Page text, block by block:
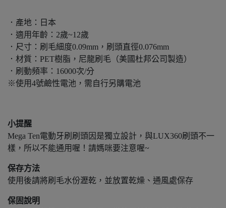
．產地：日本
．適用年齡：2歲~12歲
．尺寸：刷毛細度0.09mm，刷頭直徑0.076mm
．材質：PET樹脂，尼龍刷毛（美國杜邦公司製造）
．刷動頻率：16000次/分
※使用4號鹼性電池，需自行另購電池
小提醒
Mega Ten電動牙刷刷頭因是獨立設計，與LUX360刷頭不一
樣，所以不能通用喔！請媽咪要注意喔~
保存方法
使用後請將刷毛水份瀝乾，並放置乾燥、通風處保存
保固說明